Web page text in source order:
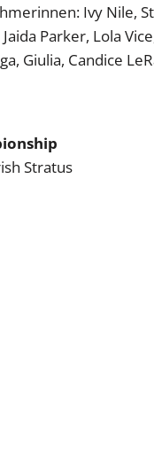
Ivy Nile,
Parker, Lola
Giulia, Candice
Stratus